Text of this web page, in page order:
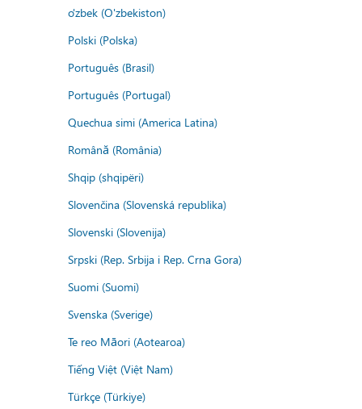
o'zbek (O'zbekiston)
Polski (Polska)
Português (Brasil)
Português (Portugal)
Quechua simi (America Latina)
Română (România)
Shqip (shqipëri)
Slovenčina (Slovenská republika)
Slovenski (Slovenija)
Srpski (Rep. Srbija i Rep. Crna Gora)
Suomi (Suomi)
Svenska (Sverige)
Te reo Māori (Aotearoa)
Tiếng Việt (Việt Nam)
Türkçe (Türkiye)